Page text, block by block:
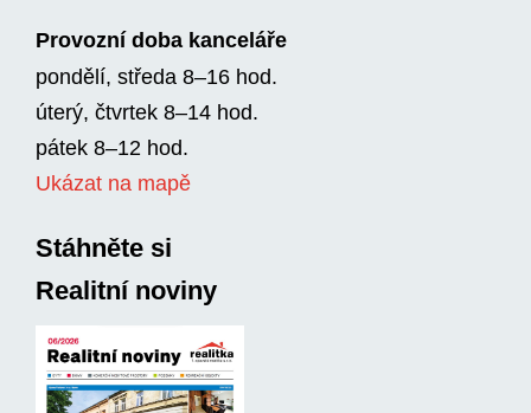
Provozní doba kanceláře
pondělí, středa 8–16 hod.
úterý, čtvrtek 8–14 hod.
pátek 8–12 hod.
Ukázat na mapě
Stáhněte si
Realitní noviny